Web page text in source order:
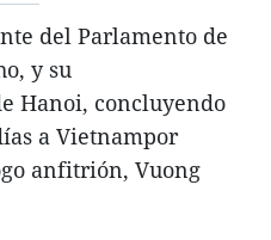
del Parlamento de
y su
Hanoi, concluyendo
a Vietnampor
anfitrión, Vuong